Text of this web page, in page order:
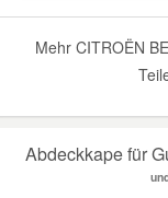
Mehr CITROËN
Abdeckkape für